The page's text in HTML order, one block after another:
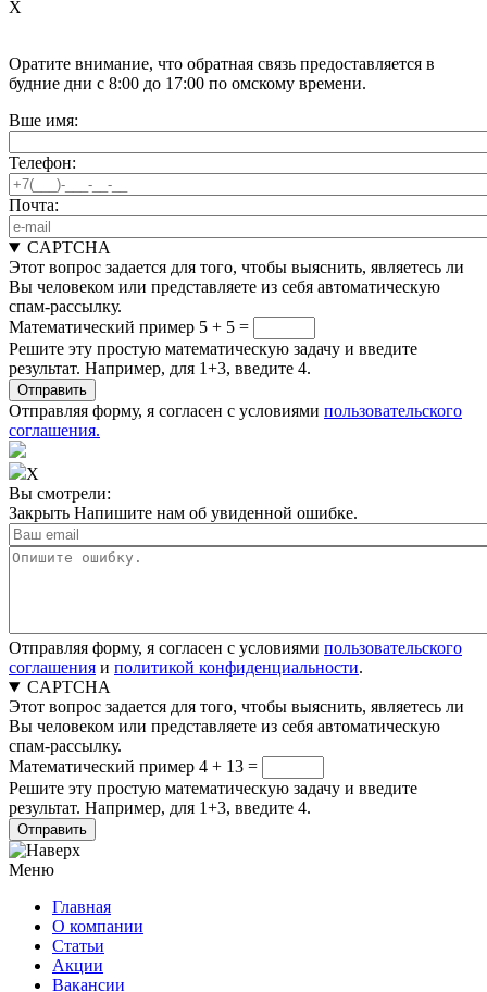
X
Оратите внимание, что обратная связь предоставляется в
будние дни с 8:00 до 17:00 по омскому времени.
Вше имя:
Телефон:
Почта:
CAPTCHA
Этот вопрос задается для того, чтобы выяснить, являетесь ли
Вы человеком или представляете из себя автоматическую
спам-рассылку.
Математический пример 5 + 5 =
Решите эту простую математическую задачу и введите
результат. Например, для 1+3, введите 4.
Отправляя форму, я согласен с условиями пользовательского
соглашения.
X
Вы смотрели:
Закрыть Напишите нам об увиденной ошибке.
Отправляя форму, я согласен с условиями пользовательского
соглашения и политикой конфиденциальности.
CAPTCHA
Этот вопрос задается для того, чтобы выяснить, являетесь ли
Вы человеком или представляете из себя автоматическую
спам-рассылку.
Математический пример 4 + 13 =
Решите эту простую математическую задачу и введите
результат. Например, для 1+3, введите 4.
Меню
Главная
О компании
Статьи
Акции
Вакансии